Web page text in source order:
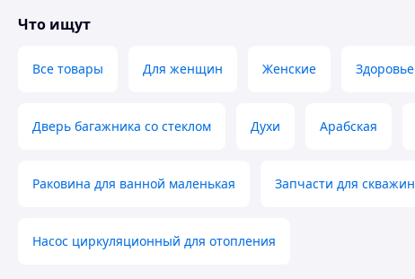
Что ищут
Все товары Для женщин Женские Здоровье
Дверь багажника со стеклом Духи Арабская
Раковина для ванной маленькая Запчасти для
Насос циркуляционный для отопления